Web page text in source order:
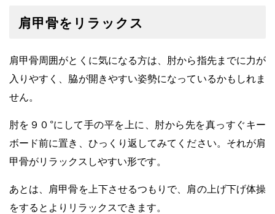
肩甲骨をリラックス
肩甲骨周囲がとくに気になる方は、肘から指先までに力が
入りやすく、脇が開きやすい姿勢になっているかもしれま
せん。
肘を９０°にして手の平を上に、肘から先を真っすぐキー
ボード前に置き、ひっくり返してみてください。 それが肩
甲骨がリラックスしやすい形です。
あとは、肩甲骨を上下させるつもりで、肩の上げ下げ体操
をするとよりリラックスできます。